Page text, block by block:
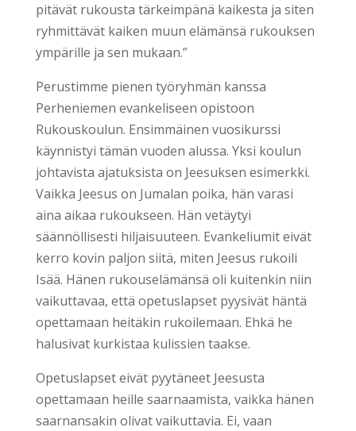
pitävät rukousta tärkeimpänä kaikesta ja siten
ryhmittävät kaiken muun elämänsä rukouksen
ympärille ja sen mukaan.”
Perustimme pienen työryhmän kanssa
Perheniemen evankeliseen opistoon
Rukouskoulun. Ensimmäinen vuosikurssi
käynnistyi tämän vuoden alussa. Yksi koulun
johtavista ajatuksista on Jeesuksen esimerkki.
Vaikka Jeesus on Jumalan poika, hän varasi
aina aikaa rukoukseen. Hän vetäytyi
säännöllisesti hiljaisuuteen. Evankeliumit eivät
kerro kovin paljon siitä, miten Jeesus rukoili
Isää. Hänen rukouselämänsä oli kuitenkin niin
vaikuttavaa, että opetuslapset pyysivät häntä
opettamaan heitäkin rukoilemaan. Ehkä he
halusivat kurkistaa kulissien taakse.
Opetuslapset eivät pyytäneet Jeesusta
opettamaan heille saarnaamista, vaikka hänen
saarnansakin olivat vaikuttavia. Ei, vaan